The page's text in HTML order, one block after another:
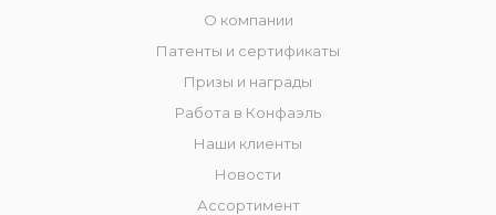
О компании
Патенты и сертификаты
Призы и награды
Работа в Конфаэль
Наши клиенты
Новости
Ассортимент